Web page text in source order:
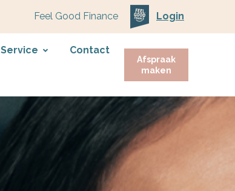
Feel Good Finance Login
Service Contact
Afspraak
maken